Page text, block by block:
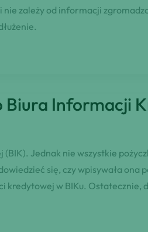
zależy od informacji
Biura Informacji
Jednak nie wszystkie
się, czy wpisywała ona
w BIKu. Ostatecznie,